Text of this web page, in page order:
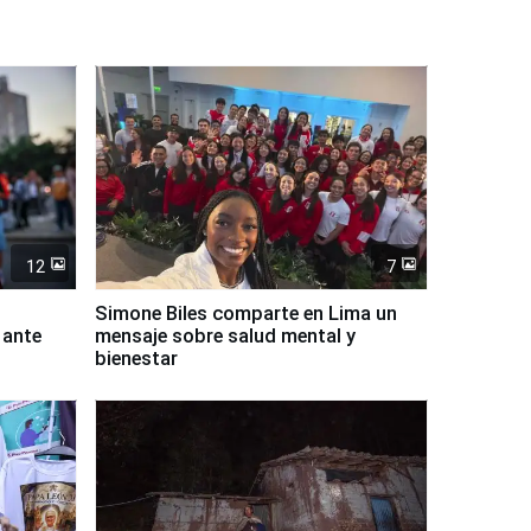
12 7
Simone Biles comparte en Lima un
mensaje sobre salud mental y
bienestar